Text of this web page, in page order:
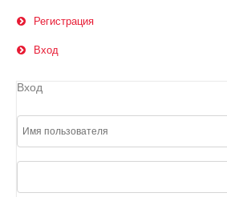
Регистрация
Вход
Вход